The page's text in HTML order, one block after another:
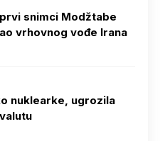
snimci Modžtabe
vrhovnog vođe Irana
nuklearke, ugrozila